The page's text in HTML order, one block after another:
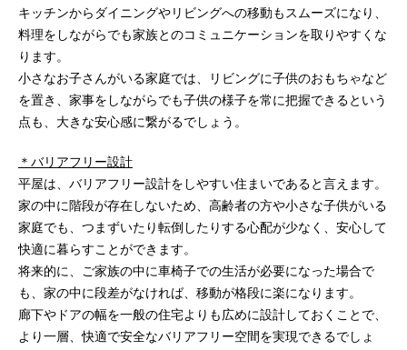
キッチンからダイニングやリビングへの移動もスムーズになり、
料理をしながらでも家族とのコミュニケーションを取りやすくな
ります。
小さなお子さんがいる家庭では、リビングに子供のおもちゃなど
を置き、家事をしながらでも子供の様子を常に把握できるという
点も、大きな安心感に繋がるでしょう。
＊バリアフリー設計
平屋は、バリアフリー設計をしやすい住まいであると言えます。
家の中に階段が存在しないため、高齢者の方や小さな子供がいる
家庭でも、つまずいたり転倒したりする心配が少なく、安心して
快適に暮らすことができます。
将来的に、ご家族の中に車椅子での生活が必要になった場合で
も、家の中に段差がなければ、移動が格段に楽になります。
廊下やドアの幅を一般の住宅よりも広めに設計しておくことで、
より一層、快適で安全なバリアフリー空間を実現できるでしょ